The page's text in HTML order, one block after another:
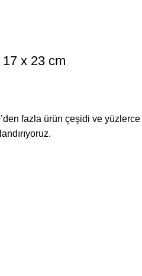
x 23 cm
fazla ürün çeşidi ve yüzlerce